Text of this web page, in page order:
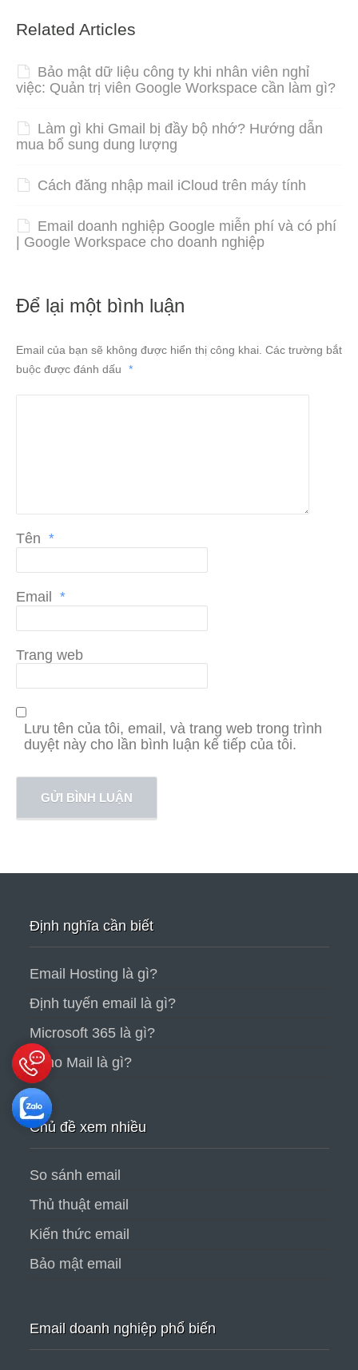
Related Articles
Bảo mật dữ liệu công ty khi nhân viên nghỉ
việc: Quản trị viên Google Workspace cần làm gì?
Làm gì khi Gmail bị đầy bộ nhớ? Hướng dẫn
mua bổ sung dung lượng
Cách đăng nhập mail iCloud trên máy tính
Email doanh nghiệp Google miễn phí và có phí
| Google Workspace cho doanh nghiệp
Để lại một bình luận
Email của bạn sẽ không được hiển thị công khai. Các trường bắt
buộc được đánh dấu
*
Tên *
Email *
Trang web
Lưu tên của tôi, email, và trang web trong trình
duyệt này cho lần bình luận kế tiếp của tôi.
Định nghĩa cần biết
Email Hosting là gì?
Định tuyến email là gì?
Microsoft 365 là gì?
Zoho Mail là gì?
Chủ đề xem nhiều
So sánh email
Thủ thuật email
Kiến thức email
Bảo mật email
Email doanh nghiệp phổ biến